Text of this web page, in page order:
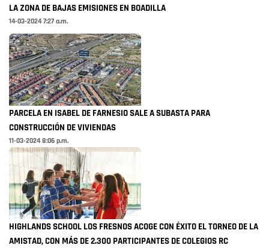
LA ZONA DE BAJAS EMISIONES EN BOADILLA
14-03-2024 7:27 a.m.
PARCELA EN ISABEL DE FARNESIO SALE A SUBASTA PARA
CONSTRUCCIÓN DE VIVIENDAS
11-03-2024 8:06 p.m.
HIGHLANDS SCHOOL LOS FRESNOS ACOGE CON ÉXITO EL TORNEO DE LA
AMISTAD, CON MÁS DE 2.300 PARTICIPANTES DE COLEGIOS RC